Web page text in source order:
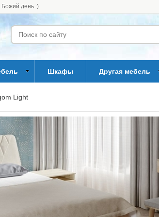
Божий день :)
Шкафы Другая мебель
Light